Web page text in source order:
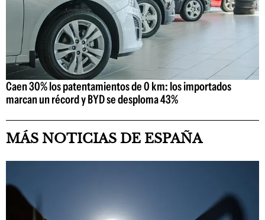
Caen 30% los patentamientos de 0 km: los importados
marcan un récord y BYD se desploma 43%
MÁS NOTICIAS DE ESPAÑA